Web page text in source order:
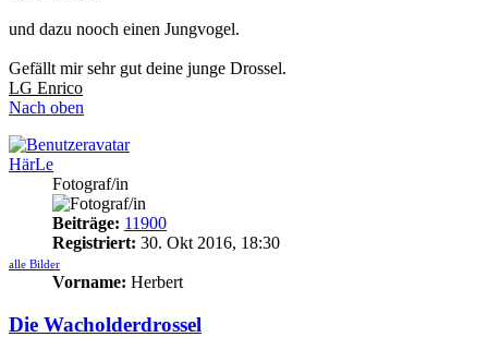
und dazu nooch einen Jungvogel.
Gefällt mir sehr gut deine junge Drossel.
LG Enrico
Nach oben
HärLe
Fotograf/in
Beiträge: 11900
Registriert: 30. Okt 2016, 18:30
alle Bilder
Vorname: Herbert
Die Wacholderdrossel